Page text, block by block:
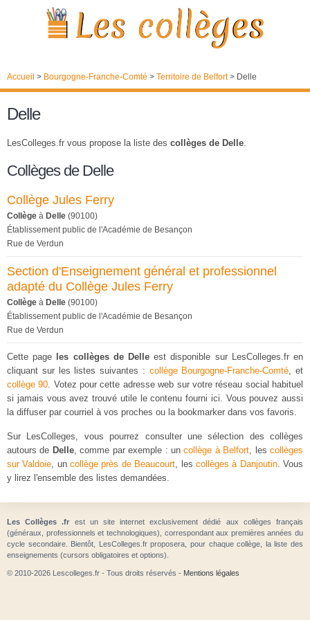
Accueil > Bourgogne-Franche-Comté > Territoire de Belfort> Delle
Delle
LesColleges.fr vous propose la liste des collèges de Delle.
Collèges de Delle
Collège Jules Ferry
Collège à Delle (90100)
Établissement public de l'Académie de Besançon
Rue de Verdun
Section d'Enseignement général et professionnel
adapté du Collège Jules Ferry
Collège à Delle (90100)
Établissement public de l'Académie de Besançon
Rue de Verdun
Cette page les collèges de Delle est disponible sur LesColleges.fr en
cliquant sur les listes suivantes : collège Bourgogne-Franche-Comté, et
collège 90. Votez pour cette adresse web sur votre réseau social habituel
si jamais vous avez trouvé utile le contenu fourni ici. Vous pouvez aussi
la diffuser par courriel à vos proches ou la bookmarker dans vos favoris.
Sur LesColleges, vous pourrez consulter une sélection des collèges
autours de Delle, comme par exemple : uncollège à Belfort, lescollèges
sur Valdoie, uncollège près de Beaucourt, les collèges à Danjoutin. Vous
y lirez l'ensemble des listes demandées.
Les Collèges .fr est un site internet exclusivement dédié aux collèges français
(généraux, professionnels et technologiques), correspondant aux premières années du
cycle secondaire. Bientôt, LesColleges.fr proposera, pour chaque collège, la liste des
enseignements (cursors obligatoires et options).
© 2010-2026 Lescolleges.fr - Tous droits réservés - Mentions légales